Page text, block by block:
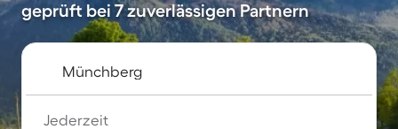
geprüft bei 7 zuverlässigen Partnern
Jederzeit